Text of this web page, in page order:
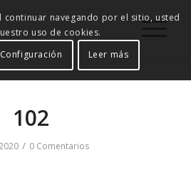
102
/ 0 Comentarios
continuar navegando por el sitio, usted
uso de cookies.
Configuración Leer más